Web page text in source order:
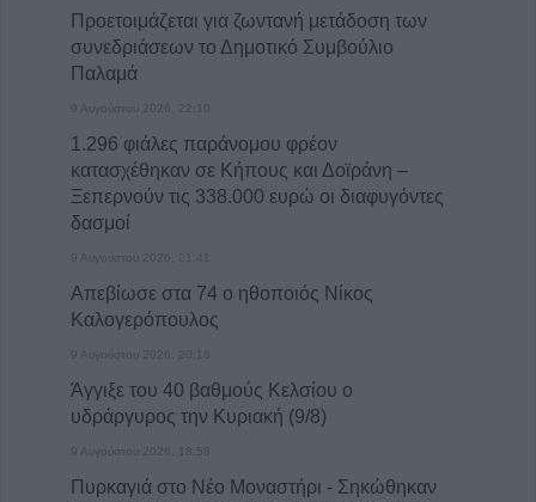
Προετοιμάζεται για ζωντανή μετάδοση των
συνεδριάσεων το Δημοτικό Συμβούλιο
Παλαμά
9 Αυγούστου 2026, 22:10
1.296 φιάλες παράνομου φρέον
κατασχέθηκαν σε Κήπους και Δοϊράνη –
Ξεπερνούν τις 338.000 ευρώ οι διαφυγόντες
δασμοί
9 Αυγούστου 2026, 21:41
Απεβίωσε στα 74 ο ηθοποιός Νίκος
Καλογερόπουλος
9 Αυγούστου 2026, 20:16
Άγγιξε του 40 βαθμούς Κελσίου ο
υδράργυρος την Κυριακή (9/8)
9 Αυγούστου 2026, 18:58
Πυρκαγιά στο Νέο Μοναστήρι - Σηκώθηκαν